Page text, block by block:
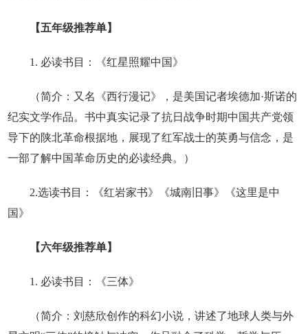
【五年级推荐单】
1. 必读书目：《红星照耀中国》
（简介：又名《西行漫记》，是美国记者埃德加·斯诺的
纪实文学作品。书中真实记录了抗日战争时期中国共产党领
导下的陕北革命根据地，展现了红军战士的英勇与信念，是
一部了解中国革命历史的必读经典。）
2.选读书目：《红岩家书》《城南旧事》《这里是中
国》
【六年级推荐单】
1. 必读书目：《三体》
（简介：刘慈欣创作的科幻小说，讲述了地球人类与外